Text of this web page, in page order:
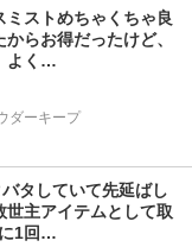
ストめちゃくちゃ良
らお得だったけど、
よく…
ダーキープ
タしていて先延ばし
主アイテムとして取
1回…